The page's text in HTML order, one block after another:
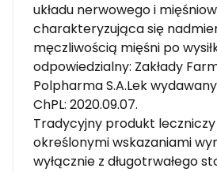
układu nerwowego i
charakteryzująca się
męczliwością mięśni po
odpowiedzialny: Zakłady
Polpharma S.A.Lek
ChPL: 2020.09.07.
Tradycyjny produkt
określonymi wskazaniami
wyłącznie z długotrwałego